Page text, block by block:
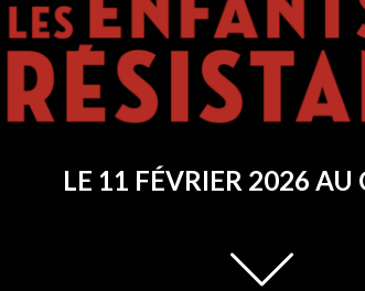
LE 11 FÉVRIER 2026